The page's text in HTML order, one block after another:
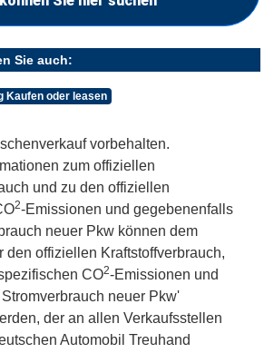
Sie auch:
Kaufen oder leasen
vorbehalten.
zum offiziellen
und zu den offiziellen
2-Emissionen und gegebenenfalls
neuer Pkw können dem
den offiziellen Kraftstoffverbrauch,
CO2-Emissionen und
neuer Pkw'
der an allen Verkaufsstellen
Automobil Treuhand